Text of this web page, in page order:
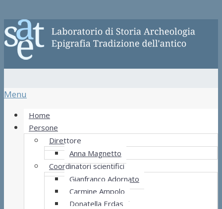
Menu
Home
Persone
Direttore
Anna Magnetto
Coordinatori scientifici
Gianfranco Adornato
Carmine Ampolo
Donatella Erdas